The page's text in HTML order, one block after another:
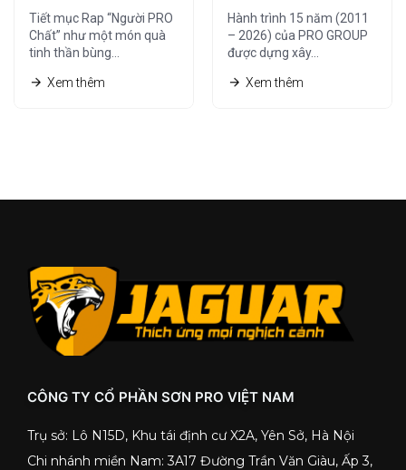
NGUỒN TỪ
“NGƯỜI PRO
CHẤT”
Tiết mục Rap “Người PRO
Chất” như một món quà
tinh thần bùng…
Xem thêm
CÙNG HỆ THỐNG
NHÀ PHÂN PHỐI
Hành trình 15 năm (2011
– 2026) của PRO GROUP
được dựng xây…
Xem thêm
CÔNG TY CỔ PHẦN SƠN PRO VIỆT NAM
Trụ sở: Lô N15D, Khu tái định cư X2A, Yên Sở, Hà Nội
Chi nhánh miền Nam: 3A17 Đường Trần Văn Giàu, Ấp 3,